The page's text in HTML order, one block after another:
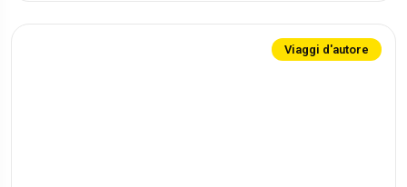
Viaggi d'autore